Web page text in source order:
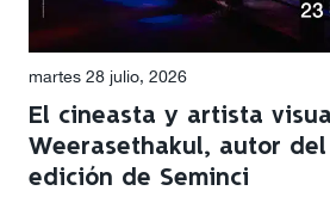
martes 28 julio, 2026
El cineasta y artista
Weerasethakul, autor
edición de Seminci